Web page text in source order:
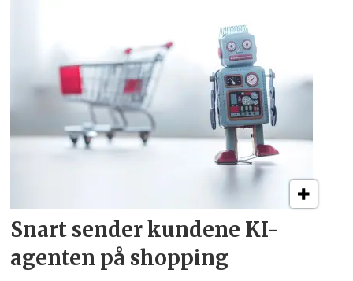
Snart sender kundene KI-
agenten på shopping